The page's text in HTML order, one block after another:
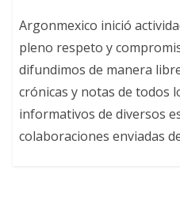
Argonmexico inició
pleno respeto y
difundimos de manera
crónicas y notas de todos
informativos de diversos
colaboraciones enviadas